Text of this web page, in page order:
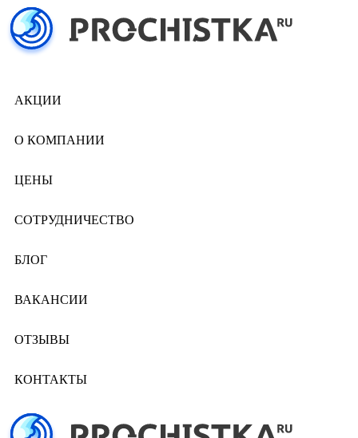
АКЦИИ
О КОМПАНИИ
ЦЕНЫ
СОТРУДНИЧЕСТВО
БЛОГ
ВАКАНСИИ
ОТЗЫВЫ
КОНТАКТЫ